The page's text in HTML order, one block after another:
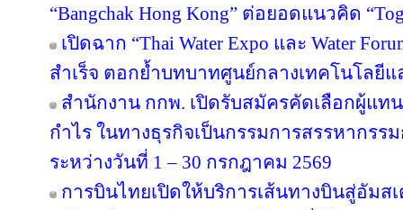
“Bangchak Hong Kong” ต่อยอดแนวคิด
เปิดฉาก “Thai Water Expo และ Water
สำเร็จ ตอกย้ำบทบาทศูนย์กลางเทคโนโล
สำนักงาน กกพ. เปิดรับสมัครคัดเลือกผู้แท
กำไร ในทางธุรกิจเป็นกรรมการสรรหากรร
ระหว่างวันที่ 1 – 30 กรกฎาคม 2569
การบินไทยเปิดให้บริการเส้นทางบินสู่อัมส